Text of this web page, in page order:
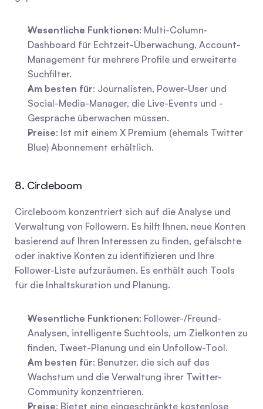
Wesentliche Funktionen: Multi-Column-
Dashboard für Echtzeit-Überwachung, Account-
Management für mehrere Profile und erweiterte
Suchfilter.
Am besten für: Journalisten, Power-User und
Social-Media-Manager, die Live-Events und -
Gespräche überwachen müssen.
Preise: Ist mit einem X Premium (ehemals Twitter
Blue) Abonnement erhältlich.
8. Circleboom
Circleboom konzentriert sich auf die Analyse und
Verwaltung von Followern. Es hilft Ihnen, neue Konten
basierend auf Ihren Interessen zu finden, gefälschte
oder inaktive Konten zu identifizieren und Ihre
Follower-Liste aufzuräumen. Es enthält auch Tools
für die Inhaltskuration und Planung.
Wesentliche Funktionen: Follower-/Freund-
Analysen, intelligente Suchtools, um Zielkonten zu
finden, Tweet-Planung und ein Unfollow-Tool.
Am besten für: Benutzer, die sich auf das
Wachstum und die Verwaltung ihrer Twitter-
Community konzentrieren.
Preise: Bietet eine eingeschränkte kostenlose